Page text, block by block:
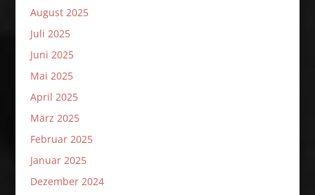
August 2025
Juli 2025
Juni 2025
Mai 2025
April 2025
März 2025
Februar 2025
Januar 2025
Dezember 2024